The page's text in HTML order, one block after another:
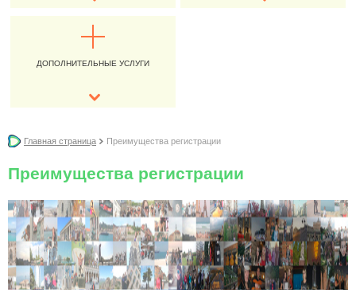
ДОПОЛНИТЕЛЬНЫЕ УСЛУГИ
Главная страница Преимущества регистрации
Преимущества регистрации